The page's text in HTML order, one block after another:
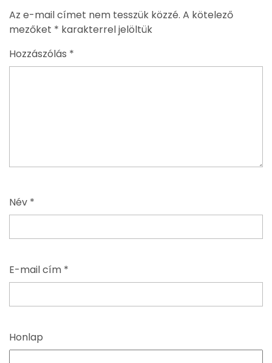
Az e-mail címet nem tesszük közzé. A kötelező
mezőket * karakterrel jelöltük
Hozzászólás *
Név *
E-mail cím *
Honlap